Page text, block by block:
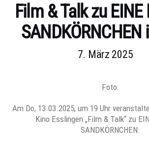
Kategorien
Film & Talk zu
SANDKÖRNCHEN
7. März 2025
Foto:
Am Do, 13.03.2025, um 19 Uhr
Kino Esslingen „Film & Talk“ zu
SANDKÖRNCHEN.